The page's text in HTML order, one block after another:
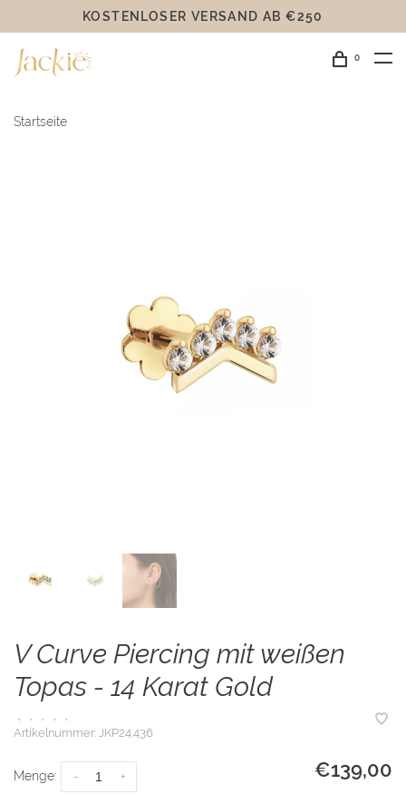
KOSTENLOSER VERSAND AB €250
0
Startseite
V Curve Piercing mit weißen
Topas - 14 Karat Gold
• • • •
•
Artikelnummer: JKP24.436
Menge: +
- €139,00